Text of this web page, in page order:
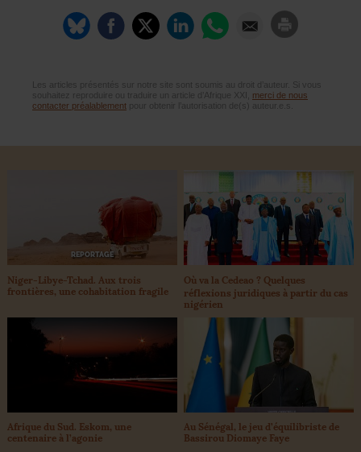
Les articles présentés sur notre site sont soumis au droit d’auteur. Si vous
souhaitez reproduire ou traduire un article d’Afrique XXI, merci de nous
contacter préalablement pour obtenir l’autorisation de(s) auteur.e.s.
REPORTAGE
Niger-Libye-Tchad. Aux trois
frontières, une cohabitation fragile
Où va la Cedeao ? Quelques
réflexions juridiques à partir du cas
nigérien
Afrique du Sud. Eskom, une
centenaire à l’agonie
Au Sénégal, le jeu d’équilibriste de
Bassirou Diomaye Faye